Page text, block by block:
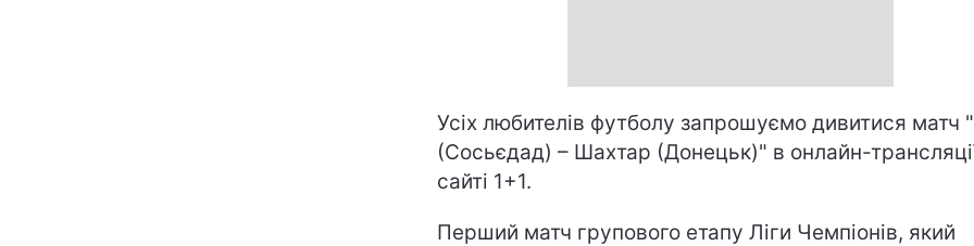
Усіх любителів футболу запрошуємо дивитися матч
(Сосьєдад) – Шахтар (Донецьк)" в онлайн-
сайті 1+1.
Перший матч групового етапу Ліги Чемпіонів, який